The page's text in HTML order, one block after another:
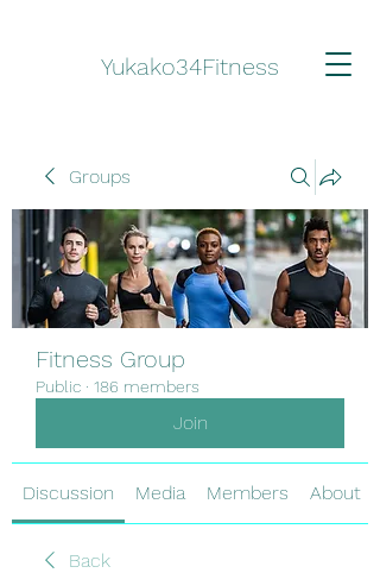
Yukako34Fitness
Groups
Fitness Group
Public · 186 members
Join
Discussion Media Members About
Back